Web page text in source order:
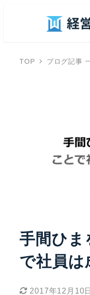
TOP ブログ記事
手間ひま
で社員は
2017年12月10日